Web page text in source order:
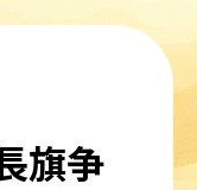
旗争